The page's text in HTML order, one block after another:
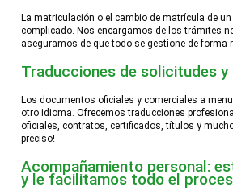
La matriculación o el cambio de matrícula de un
complicado. Nos encargamos de los trámites
aseguramos de que todo se gestione de forma
Traducciones de solicitudes
Los documentos oficiales y comerciales a
otro idioma. Ofrecemos traducciones
oficiales, contratos, certificados, títulos y
preciso!
Acompañamiento personal:
y le facilitamos todo el